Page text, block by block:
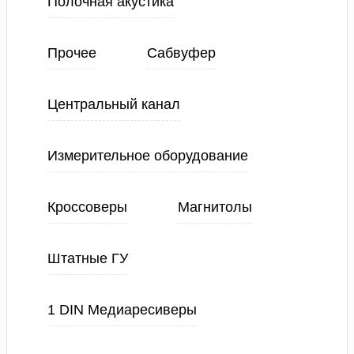
Прочее Сабвуфер
Центральный канал
Измерительное оборудование
Кроссоверы Магнитолы
Штатные ГУ
1 DIN Медиаресиверы